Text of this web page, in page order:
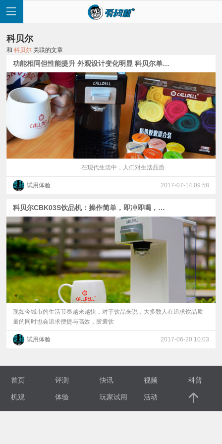
首
快
评
视
频
科
普
体
题
科贝尔
和科贝尔 关联的文章
功能相同但性能提升 外观设计变化明显 科贝尔单杯饮品机对比评测
在现代生活中，人们对生活品质
试用体验 2017-07-14 09:58
科贝尔CBK03S饮品机：操作简单，即冲即喝，省时省力
现如今城市的生活节奏越来越快，对于饮品来说，大多数人在追求饮品质
量的同时也会追求便捷与高效，胶囊饮
试用体验 2017-06-20 10:03
首页 评测 快讯 视频 科普
机观 体验 玩家试用 活动